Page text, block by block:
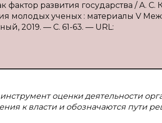
развития государства / А. С.
молодых ученых : материалы V
2019. — С. 61-63. — URL:
оценки деятельности
к власти и обозначаются пути